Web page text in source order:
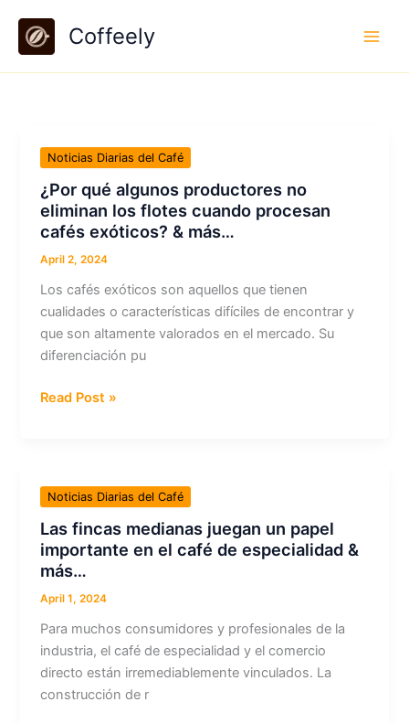
content
Coffeely
Noticias Diarias del Café
¿Por qué algunos productores no
eliminan los flotes cuando procesan
cafés exóticos? & más…
April 2, 2024
Los cafés exóticos son aquellos que tienen
cualidades o características difíciles de encontrar y
que son altamente valorados en el mercado. Su
diferenciación pu
¿Por
no
eliminan
los
flotes
cuando
procesan
exóticos?
&
más…
Read Post »
Noticias Diarias del Café
Las fincas medianas juegan un papel
importante en el café de especialidad &
más…
April 1, 2024
Para muchos consumidores y profesionales de la
industria, el café de especialidad y el comercio
directo están irremediablemente vinculados. La
construcción de r